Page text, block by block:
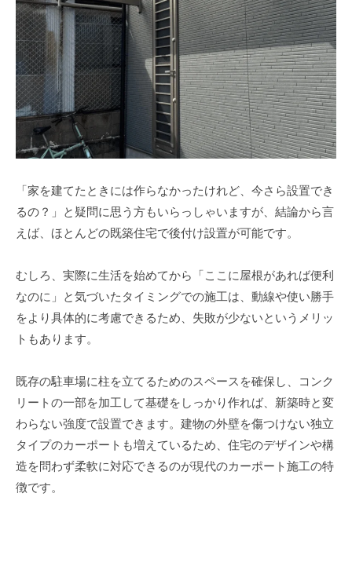
「家を建てたときには作らなかったけれど、今さら設置でき
るの？」と疑問に思う方もいらっしゃいますが、結論から言
えば、ほとんどの既築住宅で後付け設置が可能です。
むしろ、実際に生活を始めてから「ここに屋根があれば便利
なのに」と気づいたタイミングでの施工は、動線や使い勝手
をより具体的に考慮できるため、失敗が少ないというメリッ
トもあります。
既存の駐車場に柱を立てるためのスペースを確保し、コンク
リートの一部を加工して基礎をしっかり作れば、新築時と変
わらない強度で設置できます。建物の外壁を傷つけない独立
タイプのカーポートも増えているため、住宅のデザインや構
造を問わず柔軟に対応できるのが現代のカーポート施工の特
徴です。